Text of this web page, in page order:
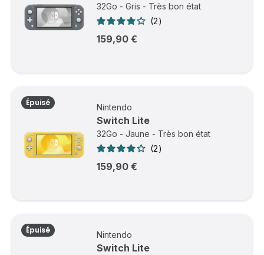
32Go - Gris - Très bon état
2
159,90 €
Épuisé Nintendo
Switch Lite
32Go - Jaune - Très bon état
2
159,90 €
Épuisé Nintendo
Switch Lite